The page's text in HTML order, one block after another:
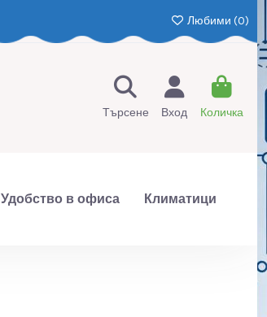
Любими (0)
Търсене Вход Количка
Удобство в офиса Климатици